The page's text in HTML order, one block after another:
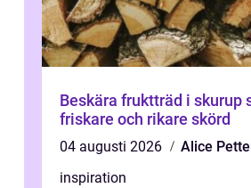
Beskära fruktträd i skurup så får du en
friskare och rikare skörd
04 augusti 2026
Alice
inspiration